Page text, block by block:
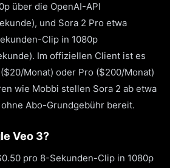
über die OpenAI-API
und Sora 2 Pro etwa
Clip in 1080p
Im offiziellen Client ist es
Monat) oder Pro ($200/Monat)
wie Mobbi stellen Sora 2 ab etwa
Abo-Grundgebühr bereit.
Veo 3?
pro 8-Sekunden-Clip in 1080p